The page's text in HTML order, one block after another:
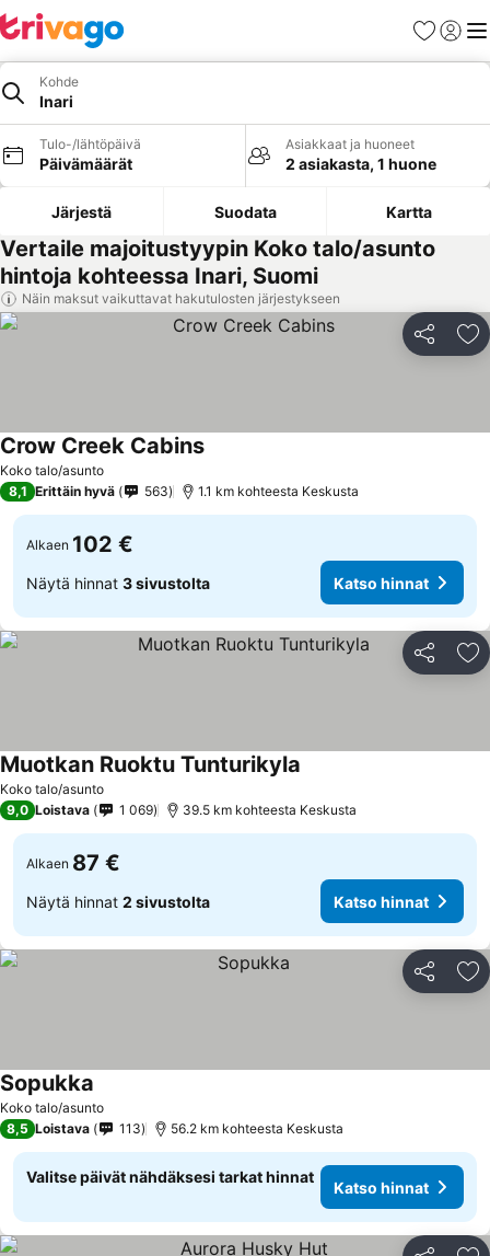
Suosikit
Kohde
Inari
Tulo-/lähtöpäivä
Päivämäärät
Asiakkaat ja huoneet
2 asiakasta, 1 huone
Järjestä Suodata Kartta
Vertaile majoitustyypin Koko talo/asunto
hintoja kohteessa Inari, Suomi
Näin maksut vaikuttavat hakutulosten järjestykseen
Jaa
Koko talo/asunto
Crow Creek Cabins
8,1 Erittäin hyvä 563 1.1 km kohteesta Keskusta
Alkaen 102 €
Näytä hinnat 3 sivustolta Katso hinnat
Jaa
Koko talo/asunto
Muotkan Ruoktu Tunturikyla
9,0 Loistava 1 069 39.5 km kohteesta Keskusta
Alkaen 87 €
Näytä hinnat 2 sivustolta Katso hinnat
Jaa
Koko talo/asunto
Sopukka
8,5 Loistava 113 56.2 km kohteesta Keskusta
Valitse päivät nähdäksesi tarkat hinnat
Katso hinnat